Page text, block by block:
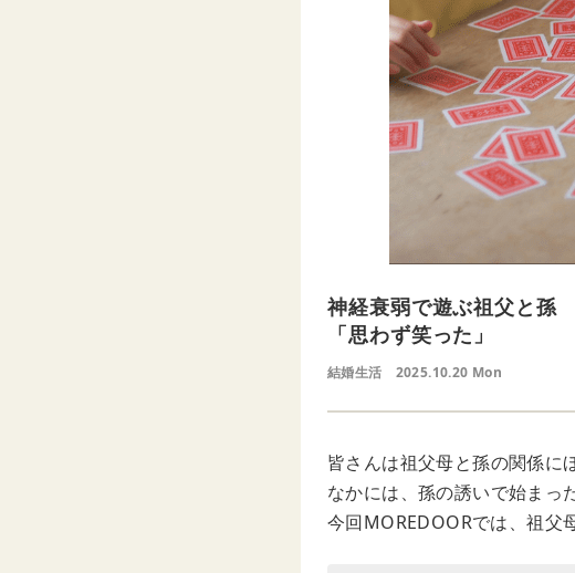
神経衰弱で遊ぶ祖父と孫
「思わず笑った」
結婚生活 2025.10.20 Mon
皆さんは祖父母と孫の関係に
なかには、孫の誘いで始まっ
今回MOREDOORでは、祖父